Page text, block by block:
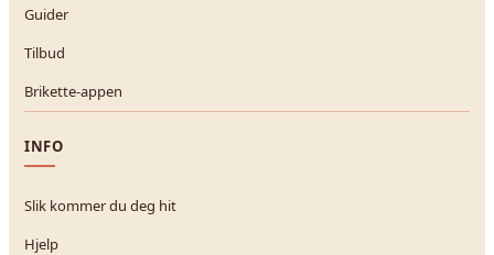
Guider
Tilbud
Brikette-appen
INFO
Slik kommer du deg hit
Hjelp